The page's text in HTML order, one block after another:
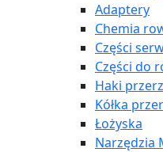
Adaptery
Chemia
Części
Części do
Haki
Kółka
Łożyska
Narzędzia